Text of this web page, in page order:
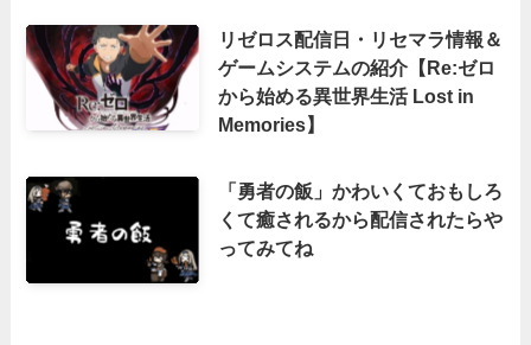
リゼロス配信日・リセマラ情報＆
ゲームシステムの紹介【Re:ゼロ
から始める異世界生活 Lost in
Memories】
「勇者の飯」かわいくておもしろ
くて癒されるから配信されたらや
ってみてね